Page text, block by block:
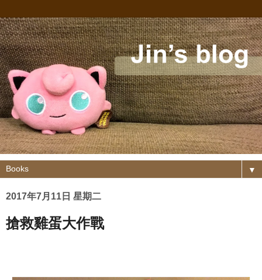
▼
2017年7月11日 星期二
搶救雞蛋大作戰